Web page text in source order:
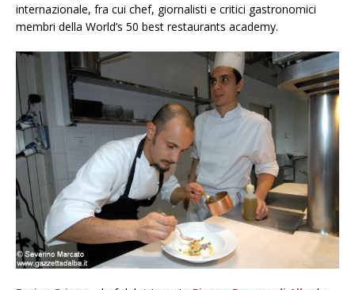
internazionale, fra cui chef, giornalisti e critici gastronomici
membri della World’s 50 best restaurants academy.